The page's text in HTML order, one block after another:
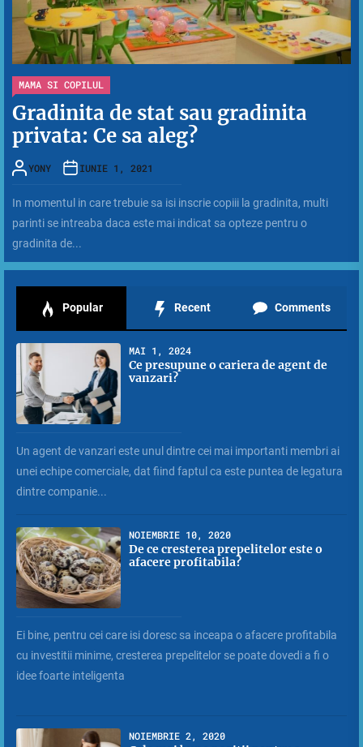
MAMA SI COPILUL
Gradinita de stat sau gradinita
privata: Ce sa aleg?
YONY IUNIE 1, 2021
In momentul in care trebuie sa isi inscrie copiii la gradinita, multi
parinti se intreaba daca este mai indicat sa opteze pentru o
gradinita de...
Popular Recent Comments
MAI 1, 2024
Ce presupune o cariera de agent de
vanzari?
Un agent de vanzari este unul dintre cei mai importanti membri ai
unei echipe comerciale, dat fiind faptul ca este puntea de legatura
dintre companie...
NOIEMBRIE 10, 2020
De ce cresterea prepelitelor este o
afacere profitabila?
Ei bine, pentru cei care isi doresc sa inceapa o afacere profitabila
cu investitii minime, cresterea prepelitelor se poate dovedi a fi o
idee foarte inteligenta
NOIEMBRIE 2, 2020